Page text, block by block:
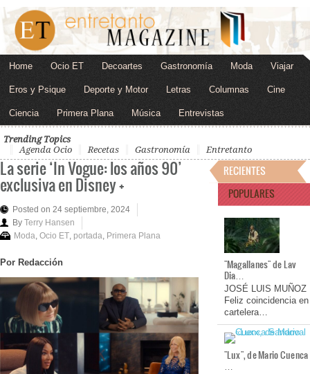
Home Ocio ET Decoartes Gastronomía Moda Viajar
Eros y Psique Deporte y Motor Letras Columnas Cine
Ciencia Primera Plana Música Entrevistas
Trending Topics
Agenda Ocio
Recetas Gastronomía Entretanto
La serie ‘In Vogue: los años 90’
exclusiva en Disney +
Posted on 24 septiembre, 2024
By Terry Hansen
Moda Ocio ET portada Primera Plana
Por Redacción
RECIENTES
POPULARES
"Magallanes" de Lav
Dia…
JOSÉ LUIS MUÑOZ
Feliz coincidencia en
cartelera…
"Lux", de Mario Cuenca
…